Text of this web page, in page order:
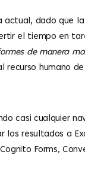
dado que
el tiempo en
de manera
humano
casi cualquier
los resultados a
Forms,